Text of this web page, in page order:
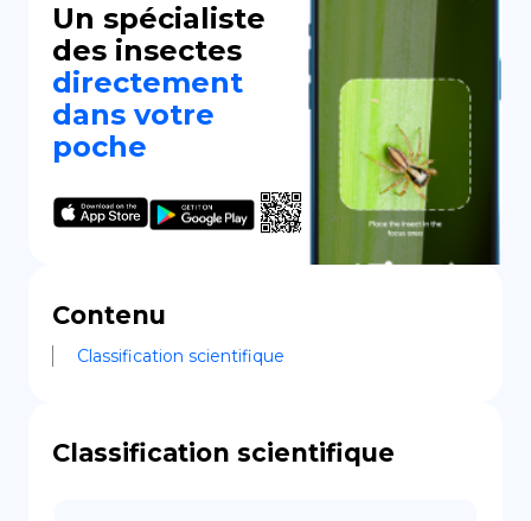
Un spécialiste
des insectes
directement
dans votre
poche
Contenu
Classification scientifique
Classification scientifique